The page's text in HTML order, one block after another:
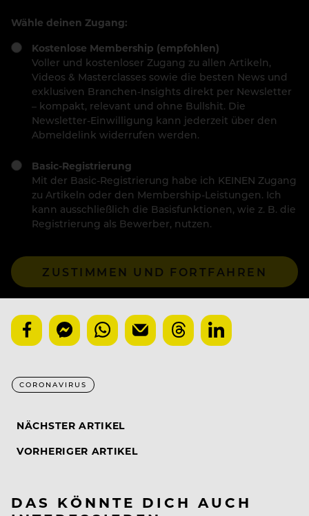
Wähle deinen Zugang:
Kostenlose Membership (empfohlen)
Voller und kostenloser Zugang zu allen Artikeln,
Videos & Masterclasses sowie die besten News und
exklusiven Branchen-Insights direkt per Newsletter
– kompakt, relevant und ohne Bullshit. Die
Newsletter-Einwilligung kann jederzeit über den
Abmeldelink widerrufen werden.
Basic-Registrierung
Mit der Basic-Registrierung habe ich KEINEN Zugang
zu Artikeln oder den Membership-Leistungen. Ich
kann ausschließlich die Basisfunktionen, wie z. B. die
Registrierung als Bewerber, nutzen.
ZUSTIMMEN UND FORTFAHREN
CORONAVIRUS
NÄCHSTER ARTIKEL
VORHERIGER ARTIKEL
DAS KÖNNTE DICH AUCH